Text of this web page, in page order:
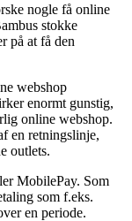
nogle få online
stokke
på at få den
webshop
enormt gunstig,
online webshop.
en retningslinje,
outlets.
MobilePay. Som
som f.eks.
en periode.